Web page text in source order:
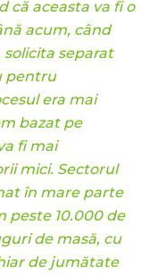
că aceasta va fi o
acum, când
separat
pentru
era mai
bazat pe
fi mai
mici. Sectorul
în mare parte
peste 10.000 de
de masă, cu
de jumătate